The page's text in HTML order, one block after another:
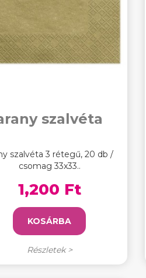
szalvéta
szalvéta 3 rétegű, 20 db /
csomag 33x33..
1,200 Ft
KOSÁRBA
Részletek >